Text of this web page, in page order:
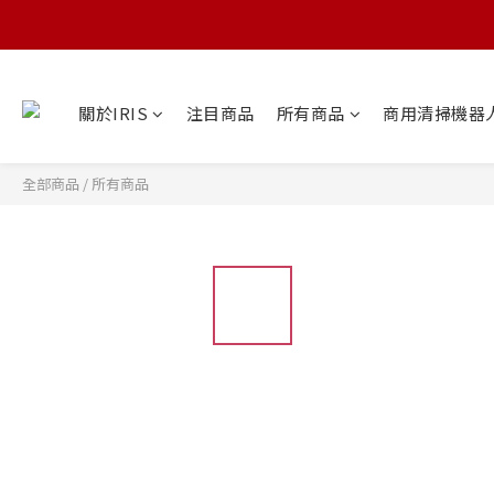
關於IRIS 注目商品 所有商品 商用清掃機器
全部商品 / 所有商品